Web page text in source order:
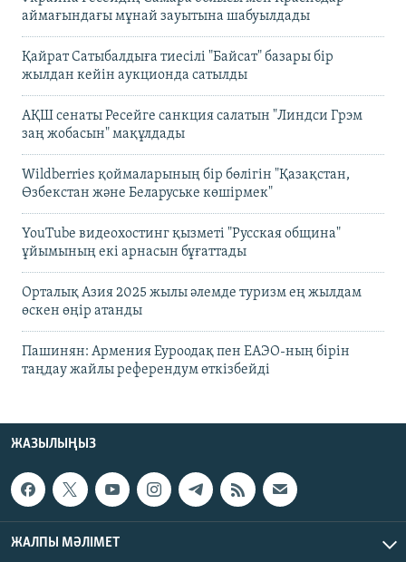
аймағындағы мұнай зауытына шабуылдады
Қайрат Сатыбалдыға тиесілі "Байсат" базары бір
жылдан кейін аукционда сатылды
АҚШ сенаты Ресейге санкция салатын "Линдси Грэм
заң жобасын" мақұлдады
Wildberries қоймаларының бір бөлігін "Қазақстан,
Өзбекстан және Беларуське көшірмек"
YouTube видеохостинг қызметі "Русская община"
ұйымының екі арнасын бұғаттады
Орталық Азия 2025 жылы әлемде туризм ең жылдам
өскен өңір атанды
Пашинян: Армения Еуроодақ пен ЕАЭО-ның бірін
таңдау жайлы референдум өткізбейді
ЖАЗЫЛЫҢЫЗ
ЖАЛПЫ МӘЛІМЕТ